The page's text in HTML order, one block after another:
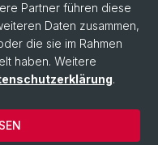
Partner führen diese
Daten zusammen,
die sie im Rahmen
haben. Weitere
.